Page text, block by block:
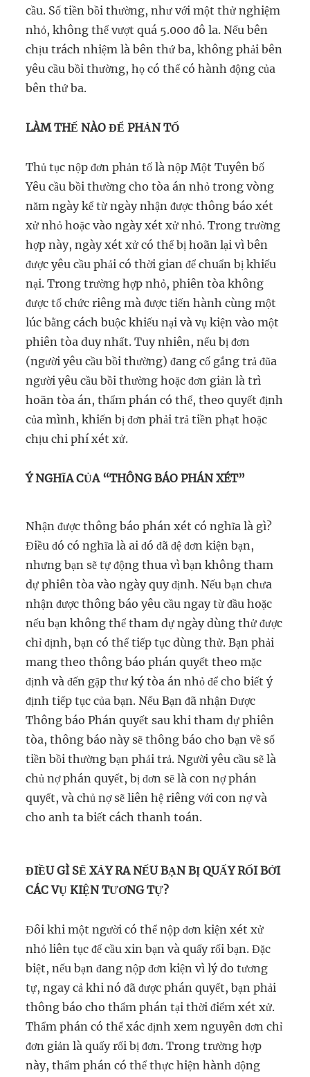
cầu. Số tiền bồi thường, như với một thử nghiệm
nhỏ, không thể vượt quá 5.000 đô la. Nếu bên
chịu trách nhiệm là bên thứ ba, không phải bên
yêu cầu bồi thường, họ có thể có hành động của
bên thứ ba.
LÀM THẾ NÀO ĐỂ PHẢN TỐ
Thủ tục nộp đơn phản tố là nộp Một Tuyên bố
Yêu cầu bồi thường cho tòa án nhỏ trong vòng
năm ngày kể từ ngày nhận được thông báo xét
xử nhỏ hoặc vào ngày xét xử nhỏ. Trong trường
hợp này, ngày xét xử có thể bị hoãn lại vì bên
được yêu cầu phải có thời gian để chuẩn bị khiếu
nại. Trong trường hợp nhỏ, phiên tòa không
được tổ chức riêng mà được tiến hành cùng một
lúc bằng cách buộc khiếu nại và vụ kiện vào một
phiên tòa duy nhất. Tuy nhiên, nếu bị đơn
(người yêu cầu bồi thường) đang cố gắng trả đũa
người yêu cầu bồi thường hoặc đơn giản là trì
hoãn tòa án, thẩm phán có thể, theo quyết định
của mình, khiến bị đơn phải trả tiền phạt hoặc
chịu chi phí xét xử.
Ý NGHĨA CỦA “THÔNG BÁO PHÁN XÉT”
Nhận được thông báo phán xét có nghĩa là gì?
Điều đó có nghĩa là ai đó đã đệ đơn kiện bạn,
nhưng bạn sẽ tự động thua vì bạn không tham
dự phiên tòa vào ngày quy định. Nếu bạn chưa
nhận được thông báo yêu cầu ngay từ đầu hoặc
nếu bạn không thể tham dự ngày dùng thử được
chỉ định, bạn có thể tiếp tục dùng thử. Bạn phải
mang theo thông báo phán quyết theo mặc
định và đến gặp thư ký tòa án nhỏ để cho biết ý
định tiếp tục của bạn. Nếu Bạn đã nhận Được
Thông báo Phán quyết sau khi tham dự phiên
tòa, thông báo này sẽ thông báo cho bạn về số
tiền bồi thường bạn phải trả. Người yêu cầu sẽ là
chủ nợ phán quyết, bị đơn sẽ là con nợ phán
quyết, và chủ nợ sẽ liên hệ riêng với con nợ và
cho anh ta biết cách thanh toán.
ĐIỀU GÌ SẼ XẢY RA NẾU BẠN BỊ QUẤY RỐI BỞI
CÁC VỤ KIỆN TƯƠNG TỰ?
Đôi khi một người có thể nộp đơn kiện xét xử
nhỏ liên tục để cầu xin bạn và quấy rối bạn. Đặc
biệt, nếu bạn đang nộp đơn kiện vì lý do tương
tự, ngay cả khi nó đã được phán quyết, bạn phải
thông báo cho thẩm phán tại thời điểm xét xử.
Thẩm phán có thể xác định xem nguyên đơn chỉ
đơn giản là quấy rối bị đơn. Trong trường hợp
này, thẩm phán có thể thực hiện hành động